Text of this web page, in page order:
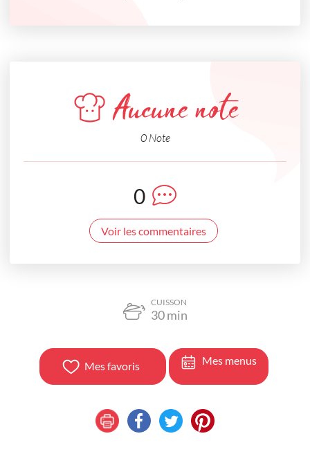
Aucune note
0 Note
0
Voir les commentaires
CUISSON
30min
Mes favoris Mes menus